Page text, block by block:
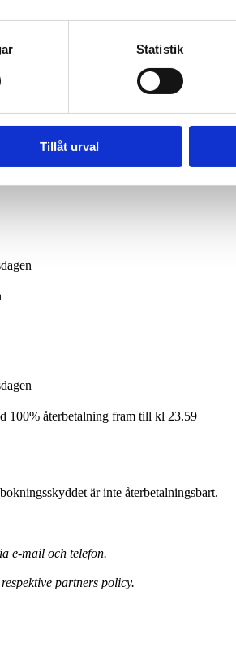
Statistik
Tillåt urval
här! Om Oss & Kontakt
100% återbetalning fram till kl 23.59
är inte återbetalningsbart.
e-mail och telefon.
partners policy.